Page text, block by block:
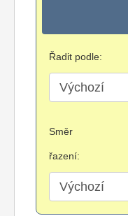
Řadit podle:
Směr
řazení: